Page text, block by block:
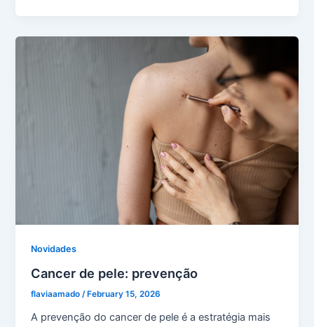
Novidades
Cancer de pele: prevenção
flaviaamado/ February 15, 2026
A prevenção do cancer de pele é a estratégia mais